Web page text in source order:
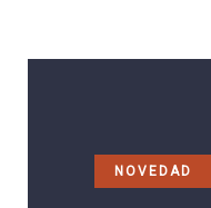
NOVEDAD